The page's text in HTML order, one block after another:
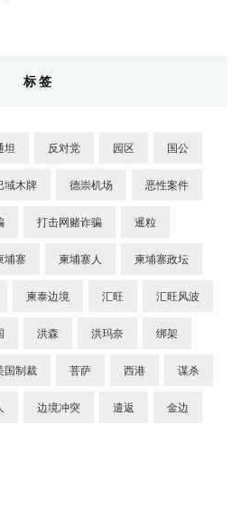
标签
坦 反对党 园区 国公
域木牌 德崇机场 恶性案件
打击网赌诈骗 暹粒
埔寨 柬埔寨人 柬埔寨政坛
柬泰边境 汇旺 汇旺风波
洪森 洪玛奈 绑架
国制裁 菩萨 西港 谋杀
边境冲突 遣返 金边